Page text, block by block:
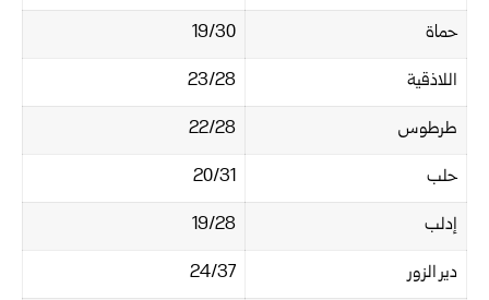
حماة
19/30
اللاذقية
23/28
طرطوس
22/28
حلب
20/31
إدلب
19/28
دير الزور
24/37